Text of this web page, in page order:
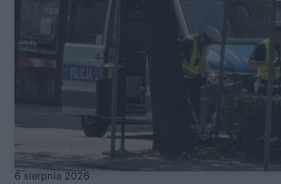
6 sierpnia 2026